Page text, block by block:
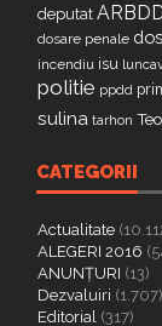
deputat
dosare penale
incendiu isu
politie ppdd
sulina tarhon
CATEGORII
Actualitate
ALEGERI 2016
ANUNȚURI (13)
Dezvaluiri (1.707)
Editorial (317)